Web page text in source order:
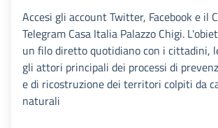
Accesi gli account Twitter, Facebook e il
Telegram Casa Italia Palazzo Chigi.
un filo diretto quotidiano con i cittadini,
gli attori principali dei processi di
e di ricostruzione dei territori colpiti da
naturali